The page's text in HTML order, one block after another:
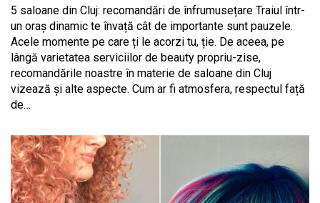
5 saloane din Cluj: recomandări de înfrumusețare Traiul într-
un oraș dinamic te învață cât de importante sunt pauzele.
Acele momente pe care ți le acorzi tu, ție. De aceea, pe
lângă varietatea serviciilor de beauty propriu-zise,
recomandările noastre în materie de saloane din Cluj
vizează și alte aspecte. Cum ar fi atmosfera, respectul față
de…